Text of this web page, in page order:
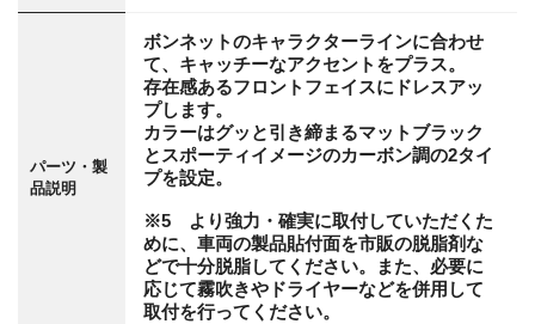
パーツ・製
品説明
ボンネットのキャラクターラインに合わせ
て、キャッチーなアクセントをプラス。
存在感あるフロントフェイスにドレスアッ
プします。
カラーはグッと引き締まるマットブラック
とスポーティイメージのカーボン調の2タイ
プを設定。
※5 より強力・確実に取付していただくた
めに、車両の製品貼付面を市販の脱脂剤な
どで十分脱脂してください。また、必要に
応じて霧吹きやドライヤーなどを併用して
取付を行ってください。